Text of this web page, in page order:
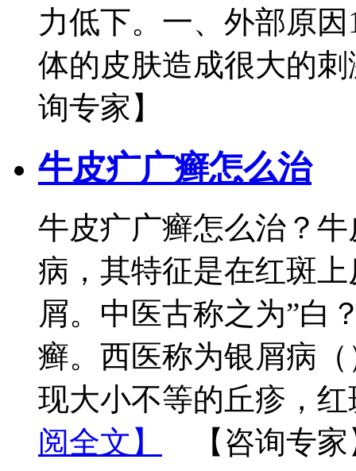
力低下。一、外部原
体的皮肤造成很大的
询专家】
牛皮疒广癣怎么治
牛皮疒广癣怎么治？
病，其特征是在红斑
屑。中医古称之为”白
癣。西医称为银屑病
现大小不等的丘疹，
阅全文】
【咨询专